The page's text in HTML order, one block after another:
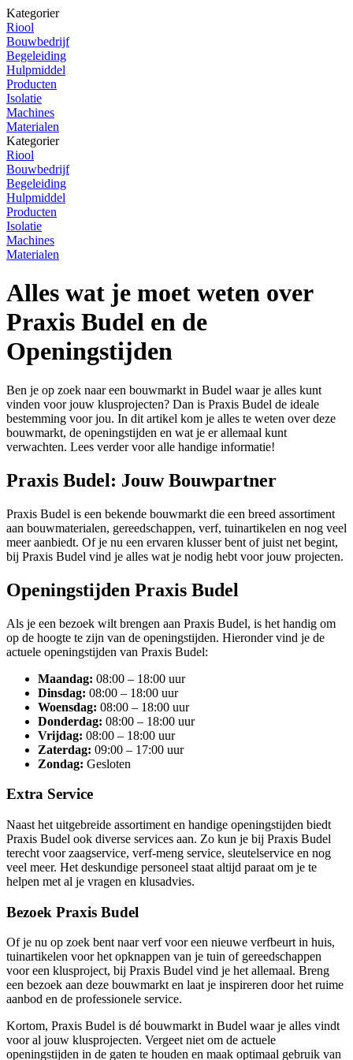
Kategorier
Riool
Bouwbedrijf
Begeleiding
Hulpmiddel
Producten
Isolatie
Machines
Materialen
Kategorier
Riool
Bouwbedrijf
Begeleiding
Hulpmiddel
Producten
Isolatie
Machines
Materialen
Alles wat je moet weten over
Praxis Budel en de
Openingstijden
Ben je op zoek naar een bouwmarkt in Budel waar je alles kunt
vinden voor jouw klusprojecten? Dan is Praxis Budel de ideale
bestemming voor jou. In dit artikel kom je alles te weten over deze
bouwmarkt, de openingstijden en wat je er allemaal kunt
verwachten. Lees verder voor alle handige informatie!
Praxis Budel: Jouw Bouwpartner
Praxis Budel is een bekende bouwmarkt die een breed assortiment
aan bouwmaterialen, gereedschappen, verf, tuinartikelen en nog veel
meer aanbiedt. Of je nu een ervaren klusser bent of juist net begint,
bij Praxis Budel vind je alles wat je nodig hebt voor jouw projecten.
Openingstijden Praxis Budel
Als je een bezoek wilt brengen aan Praxis Budel, is het handig om
op de hoogte te zijn van de openingstijden. Hieronder vind je de
actuele openingstijden van Praxis Budel:
Maandag: 08:00 – 18:00 uur
Dinsdag: 08:00 – 18:00 uur
Woensdag: 08:00 – 18:00 uur
Donderdag: 08:00 – 18:00 uur
Vrijdag: 08:00 – 18:00 uur
Zaterdag: 09:00 – 17:00 uur
Zondag: Gesloten
Extra Service
Naast het uitgebreide assortiment en handige openingstijden biedt
Praxis Budel ook diverse services aan. Zo kun je bij Praxis Budel
terecht voor zaagservice, verf-meng service, sleutelservice en nog
veel meer. Het deskundige personeel staat altijd paraat om je te
helpen met al je vragen en klusadvies.
Bezoek Praxis Budel
Of je nu op zoek bent naar verf voor een nieuwe verfbeurt in huis,
tuinartikelen voor het opknappen van je tuin of gereedschappen
voor een klusproject, bij Praxis Budel vind je het allemaal. Breng
een bezoek aan deze bouwmarkt en laat je inspireren door het ruime
aanbod en de professionele service.
Kortom, Praxis Budel is dé bouwmarkt in Budel waar je alles vindt
voor al jouw klusprojecten. Vergeet niet om de actuele
openingstijden in de gaten te houden en maak optimaal gebruik van